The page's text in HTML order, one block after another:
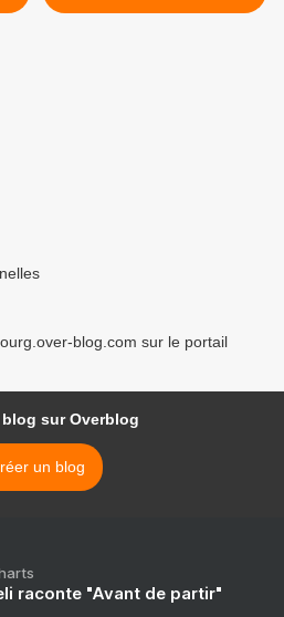
blog.com sur le portail
blog sur Overblog
un blog
raconte "Avant de partir"